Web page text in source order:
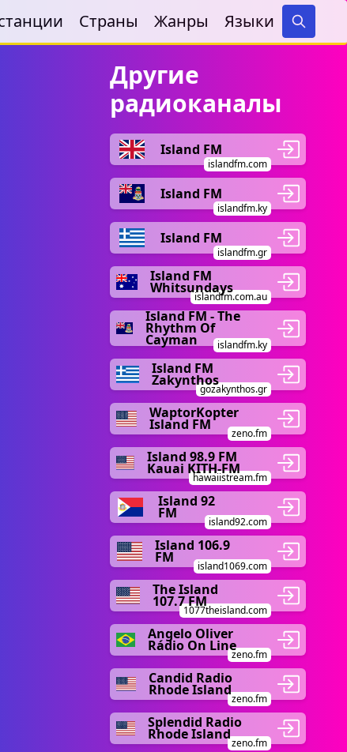
Страны Жанры Языки
Search
Другие
радиоканалы
Island FM
islandfm.com
Island FM
islandfm.ky
Island FM
islandfm.gr
Island FM
Whitsundays
islandfm.com.au
Island FM - The
Rhythm Of
Cayman islandfm.ky
Island FM
Zakynthos
gozakynthos.gr
WaptorKopter
Island FM
zeno.fm
Island 98.9 FM
Kauai KITH-FM
hawaiistream.fm
Island 92
FM
island92.com
Island 106.9
FM
island1069.com
The Island
107.7 FM
1077theisland.com
Angelo Oliver
Rádio On Line
zeno.fm
Candid Radio
Rhode Island
zeno.fm
Splendid Radio
Rhode Island
zeno.fm